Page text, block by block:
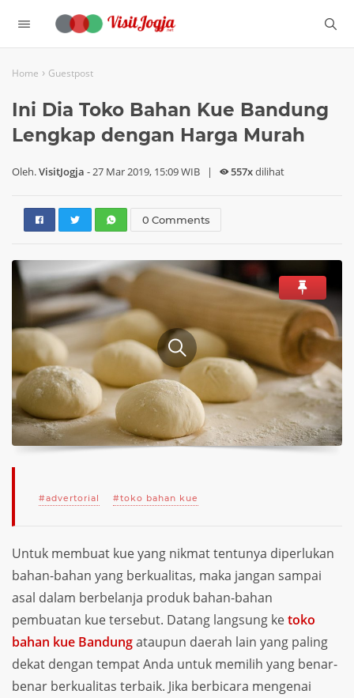
Home › Guestpost
Ini Dia Toko Bahan Kue Bandung
Lengkap dengan Harga Murah
Oleh.VisitJogja -27 Mar 2019, 15:09 WIB | 557xdilihat
0 Comments
#advertorial #toko bahan kue
Untuk membuat kue yang nikmat tentunya diperlukan
bahan-bahan yang berkualitas, maka jangan sampai
asal dalam berbelanja produk bahan-bahan
pembuatan kue tersebut. Datang langsung ketoko
bahan kue Bandungataupun daerah lain yang paling
dekat dengan tempat Anda untuk memilih yang benar-
benar berkualitas terbaik. Jika berbicara mengenai